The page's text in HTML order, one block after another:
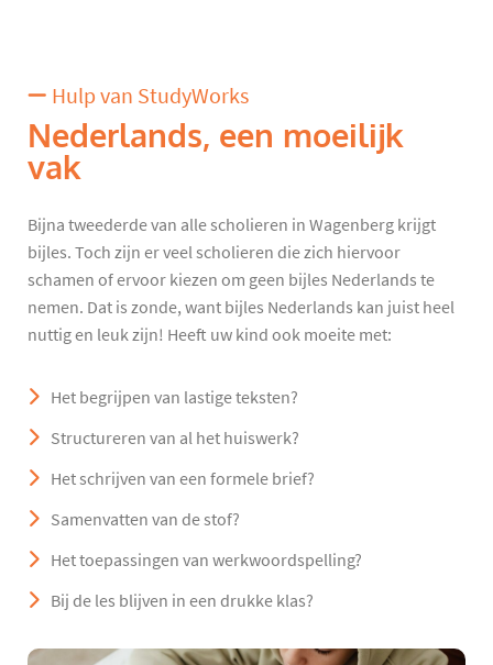
Hulp van StudyWorks
Nederlands, een moeilijk
vak
Bijna tweederde van alle scholieren in Wagenberg krijgt
bijles. Toch zijn er veel scholieren die zich hiervoor
schamen of ervoor kiezen om geen bijles Nederlands te
nemen. Dat is zonde, want bijles Nederlands kan juist heel
nuttig en leuk zijn! Heeft uw kind ook moeite met:
Het begrijpen van lastige teksten?
Structureren van al het huiswerk?
Het schrijven van een formele brief?
Samenvatten van de stof?
Het toepassingen van werkwoordspelling?
Bij de les blijven in een drukke klas?